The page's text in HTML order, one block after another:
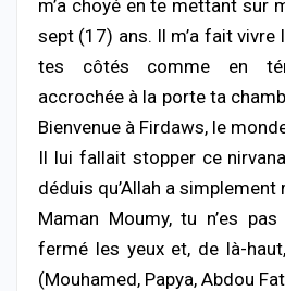
m’a choyé en te mettant sur
sept (17) ans. Il m’a fait vivre
tes côtés comme en
accrochée à la porte ta
Bienvenue à Firdaws, le
Il lui fallait stopper ce nirvana
déduis qu’Allah a simplement
Maman Moumy, tu n’es
fermé les yeux et, de là-
(Mouhamed, Papya, Abdou